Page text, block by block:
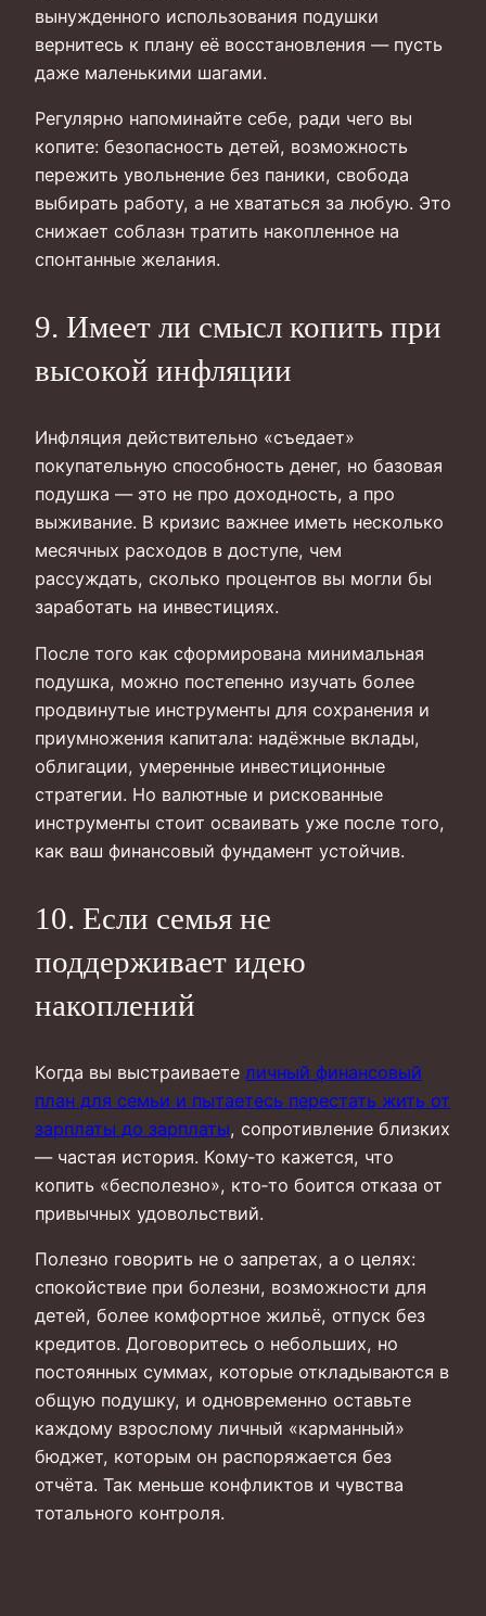
вынужденного использования подушки
вернитесь к плану её восстановления — пусть
даже маленькими шагами.
Регулярно напоминайте себе, ради чего вы
копите: безопасность детей, возможность
пережить увольнение без паники, свобода
выбирать работу, а не хвататься за любую. Это
снижает соблазн тратить накопленное на
спонтанные желания.
9. Имеет ли смысл копить при
высокой инфляции
Инфляция действительно «съедает»
покупательную способность денег, но базовая
подушка — это не про доходность, а про
выживание. В кризис важнее иметь несколько
месячных расходов в доступе, чем
рассуждать, сколько процентов вы могли бы
заработать на инвестициях.
После того как сформирована минимальная
подушка, можно постепенно изучать более
продвинутые инструменты для сохранения и
приумножения капитала: надёжные вклады,
облигации, умеренные инвестиционные
стратегии. Но валютные и рискованные
инструменты стоит осваивать уже после того,
как ваш финансовый фундамент устойчив.
10. Если семья не
поддерживает идею
накоплений
Когда вы выстраиваете личный финансовый
план для семьи и пытаетесь перестать жить от
зарплаты до зарплаты, сопротивление близких
— частая история. Кому‑то кажется, что
копить «бесполезно», кто‑то боится отказа от
привычных удовольствий.
Полезно говорить не о запретах, а о целях:
спокойствие при болезни, возможности для
детей, более комфортное жильё, отпуск без
кредитов. Договоритесь о небольших, но
постоянных суммах, которые откладываются в
общую подушку, и одновременно оставьте
каждому взрослому личный «карманный»
бюджет, которым он распоряжается без
отчёта. Так меньше конфликтов и чувства
тотального контроля.